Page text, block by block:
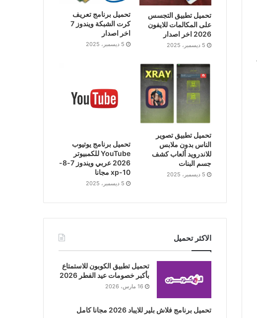
تحميل تطبيق التجسس
على المكالمات للايفون
2026 اخر اصدار
5 ديسمبر، 2025
تحميل برنامج تعريف
كرت الشبكة ويندوز 7
اخر اصدار
5 ديسمبر، 2025
تحميل تطبيق تصوير
الناس بدون ملابس
للاندرويد ألعاب كشف
جسم البنات
5 ديسمبر، 2025
تحميل برنامج يوتيوب
YouTube للكمبيوتر
2026 عربي ويندوز 7-8-
10-xp مجانا
5 ديسمبر، 2025
الاكثر تحميل
تحميل تطبيق الكوبون للاستمتاع
بأكبر خصومات عيد الفطر 2026
16 مارس، 2026
تحميل برنامج فلاش بلير للايباد 2026 مجانا كامل